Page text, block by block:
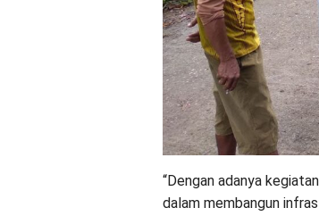
“Dengan adanya
dalam membangun